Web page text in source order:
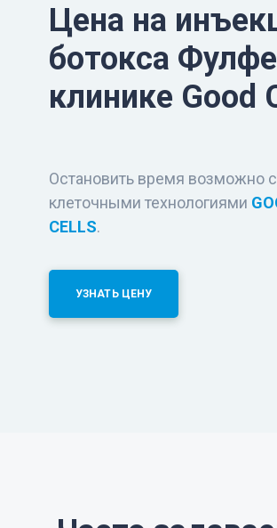
Цена на
ботокса
клинике Good
Остановить время возможно с
клеточными технологиями
CELLS.
УЗНАТЬ ЦЕНУ